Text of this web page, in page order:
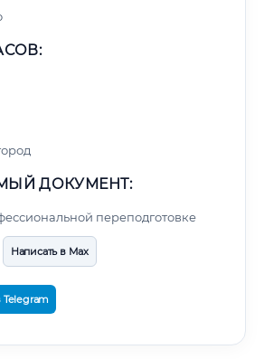
ДОКУМЕНТ:
переподготовке
Написать в Max
Telegram